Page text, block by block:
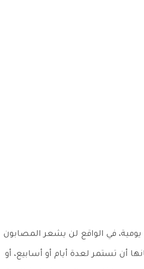
في الواقع لن يشعر المصابون
أن تستمر لعدة أيام أو أسابيع، أو